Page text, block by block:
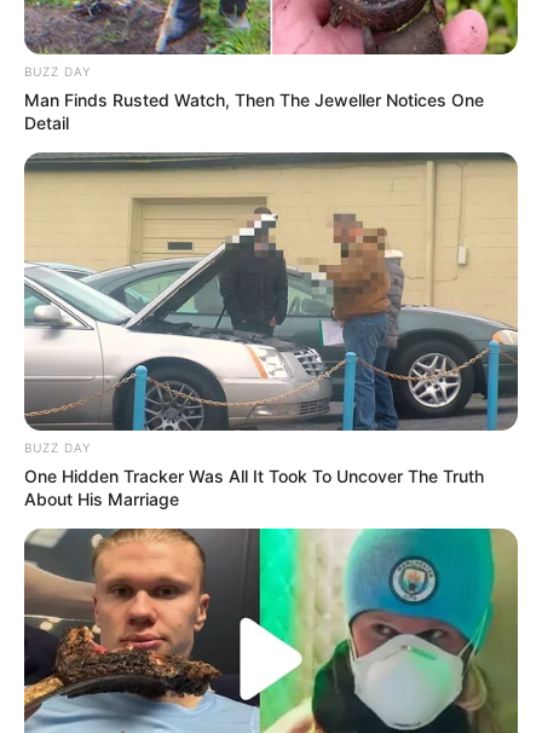
BUZZ DAY
Man Finds Rusted Watch, Then The Jeweller Notices One
Detail
BUZZ DAY
One Hidden Tracker Was All It Took To Uncover The Truth
About His Marriage